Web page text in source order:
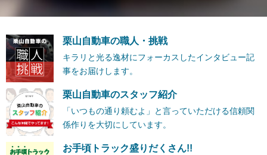
栗山自動車の職人・挑戦
キラリと光る逸材にフォーカスしたインタビュー記
事をお届けします。
栗山自動車のスタッフ紹介
「いつもの通り頼むよ」と言っていただける信頼関
係作りを大切にしています。
お手頃トラック盛りだくさん!!